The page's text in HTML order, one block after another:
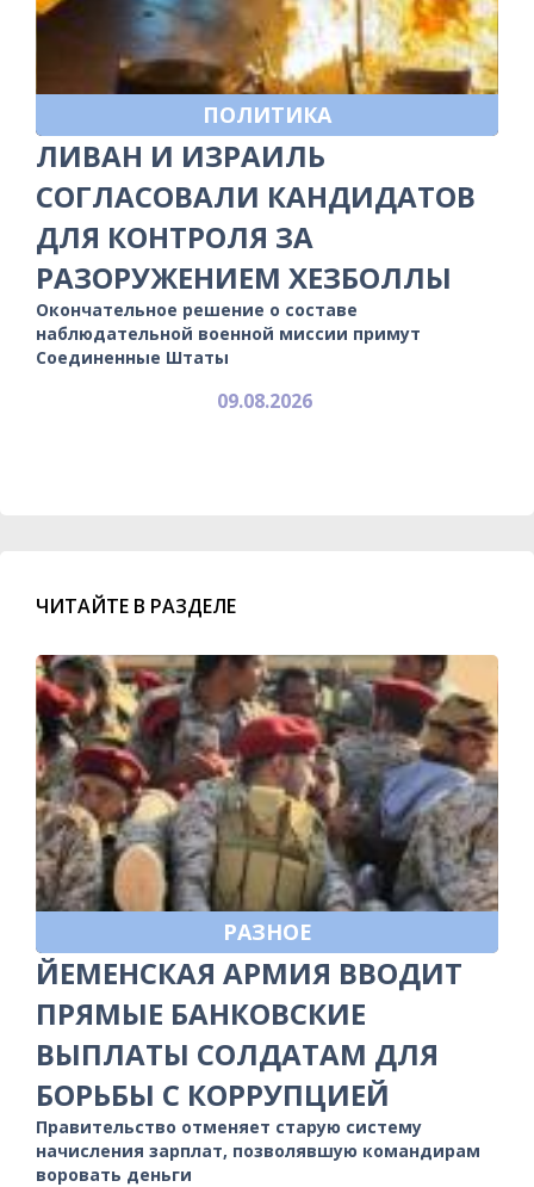
ПОЛИТИКА
ЛИВАН И ИЗРАИЛЬ
СОГЛАСОВАЛИ КАНДИДАТОВ
ДЛЯ КОНТРОЛЯ ЗА
РАЗОРУЖЕНИЕМ ХЕЗБОЛЛЫ
Окончательное решение о составе
наблюдательной военной миссии примут
Соединенные Штаты
09.08.2026
ЧИТАЙТЕ В РАЗДЕЛЕ
РАЗНОЕ
ЙЕМЕНСКАЯ АРМИЯ ВВОДИТ
ПРЯМЫЕ БАНКОВСКИЕ
ВЫПЛАТЫ СОЛДАТАМ ДЛЯ
БОРЬБЫ С КОРРУПЦИЕЙ
Правительство отменяет старую систему
начисления зарплат, позволявшую командирам
воровать деньги